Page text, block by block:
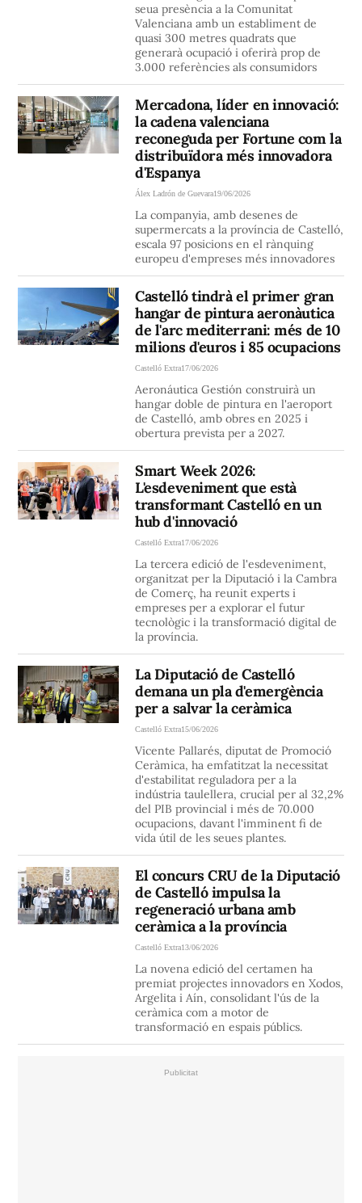
seua presència a la Comunitat
Valenciana amb un establiment de
quasi 300 metres quadrats que
generarà ocupació i oferirà prop de
3.000 referències als consumidors
Mercadona, líder en innovació:
la cadena valenciana
reconeguda per Fortune com la
distribuïdora més innovadora
d'Espanya
Álex Ladrón de Guevara19/06/2026
La companyia, amb desenes de
supermercats a la província de Castelló,
escala 97 posicions en el rànquing
europeu d'empreses més innovadores
Castelló tindrà el primer gran
hangar de pintura aeronàutica
de l'arc mediterrani: més de 10
milions d'euros i 85 ocupacions
Castelló Extra17/06/2026
Aeronáutica Gestión construirà un
hangar doble de pintura en l'aeroport
de Castelló, amb obres en 2025 i
obertura prevista per a 2027.
Smart Week 2026:
L'esdeveniment que està
transformant Castelló en un
hub d'innovació
Castelló Extra17/06/2026
La tercera edició de l'esdeveniment,
organitzat per la Diputació i la Cambra
de Comerç, ha reunit experts i
empreses per a explorar el futur
tecnològic i la transformació digital de
la província.
La Diputació de Castelló
demana un pla d'emergència
per a salvar la ceràmica
Castelló Extra15/06/2026
Vicente Pallarés, diputat de Promoció
Ceràmica, ha emfatitzat la necessitat
d'estabilitat reguladora per a la
indústria taulellera, crucial per al 32,2%
del PIB provincial i més de 70.000
ocupacions, davant l'imminent fi de
vida útil de les seues plantes.
El concurs CRU de la Diputació
de Castelló impulsa la
regeneració urbana amb
ceràmica a la província
Castelló Extra13/06/2026
La novena edició del certamen ha
premiat projectes innovadors en Xodos,
Argelita i Aín, consolidant l'ús de la
ceràmica com a motor de
transformació en espais públics.